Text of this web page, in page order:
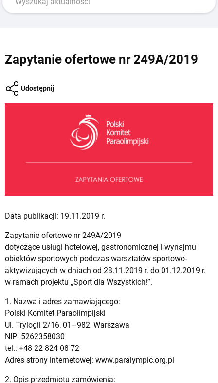
Zapytanie ofertowe nr 249A/2019
Udostępnij
Data publikacji: 19.11.2019 r.
Zapytanie ofertowe nr 249A/2019
dotyczące usługi hotelowej, gastronomicznej i wynajmu
obiektów sportowych podczas warsztatów sportowo-
aktywizujących w dniach od 28.11.2019 r. do 01.12.2019 r.
w ramach projektu „Sport dla Wszystkich!”.
1. Nazwa i adres zamawiającego:
Polski Komitet Paraolimpijski
Ul. Trylogii 2/16, 01–982, Warszawa
NIP: 5262358030
tel.: +48 22 824 08 72
Adres strony internetowej: www.paralympic.org.pl
2. Opis przedmiotu zamówienia: